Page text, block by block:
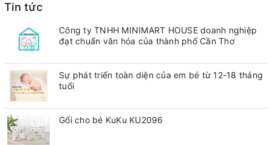
Tin tức
Công ty TNHH MINIMART HOUSE doanh nghiệp
đạt chuẩn văn hóa của thành phố Cần Thơ
Sự phát triển toàn diện của em bé từ 12-18 tháng
tuổi
Gối cho bé KuKu KU2096